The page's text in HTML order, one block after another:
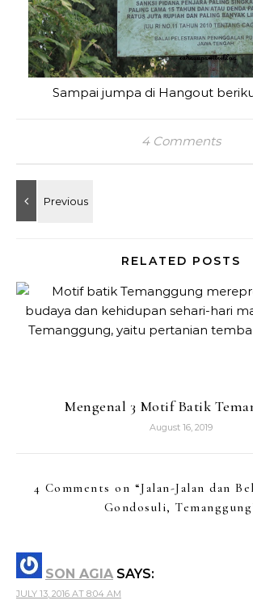
Sampai jumpa di Hangout
4 Comments
RELATED POSTS
Mengenal 3 Motif Batik
August 16, 2019
4 Comments on “Jalan-Jalan dan
Gondosuli, Temanggung
SON AGIA SAYS:
JULY 13, 2016 AT 8:04 AM